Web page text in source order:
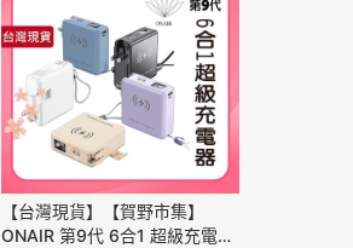
【台灣現貨】【賀野市集】
ONAIR 第9代 6合1 超級充電行